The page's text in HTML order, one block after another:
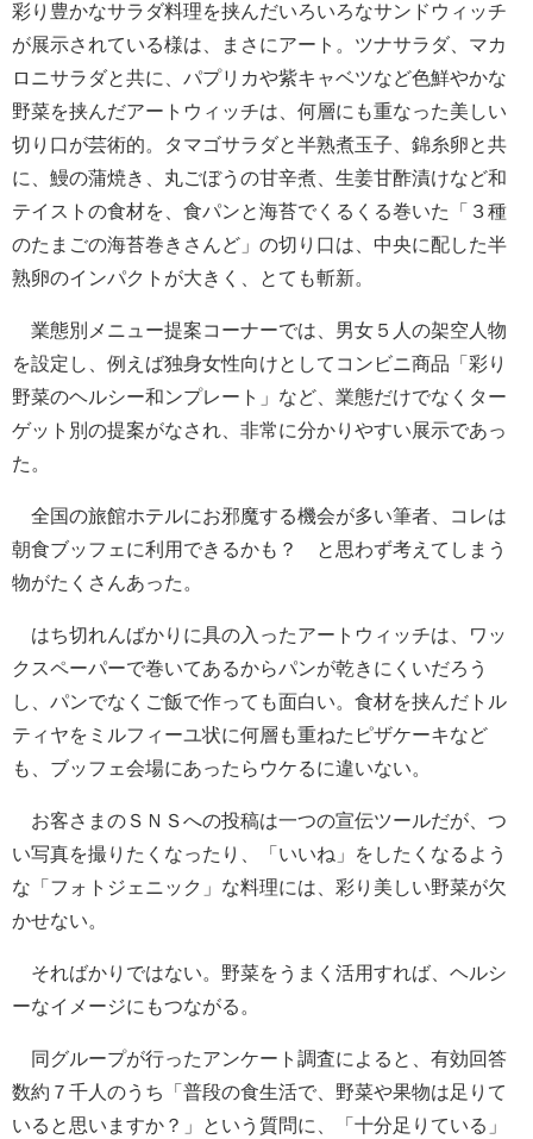
彩り豊かなサラダ料理を挟んだいろいろなサンドウィッチ
が展示されている様は、まさにアート。ツナサラダ、マカ
ロニサラダと共に、パプリカや紫キャベツなど色鮮やかな
野菜を挟んだアートウィッチは、何層にも重なった美しい
切り口が芸術的。タマゴサラダと半熟煮玉子、錦糸卵と共
に、鰻の蒲焼き、丸ごぼうの甘辛煮、生姜甘酢漬けなど和
テイストの食材を、食パンと海苔でくるくる巻いた「３種
のたまごの海苔巻きさんど」の切り口は、中央に配した半
熟卵のインパクトが大きく、とても斬新。
業態別メニュー提案コーナーでは、男女５人の架空人物
を設定し、例えば独身女性向けとしてコンビニ商品「彩り
野菜のヘルシー和ンプレート」など、業態だけでなくター
ゲット別の提案がなされ、非常に分かりやすい展示であっ
た。
全国の旅館ホテルにお邪魔する機会が多い筆者、コレは
朝食ブッフェに利用できるかも？ と思わず考えてしまう
物がたくさんあった。
はち切れんばかりに具の入ったアートウィッチは、ワッ
クスペーパーで巻いてあるからパンが乾きにくいだろう
し、パンでなくご飯で作っても面白い。食材を挟んだトル
ティヤをミルフィーユ状に何層も重ねたピザケーキなど
も、ブッフェ会場にあったらウケるに違いない。
お客さまのＳＮＳへの投稿は一つの宣伝ツールだが、つ
い写真を撮りたくなったり、「いいね」をしたくなるよう
な「フォトジェニック」な料理には、彩り美しい野菜が欠
かせない。
そればかりではない。野菜をうまく活用すれば、ヘルシ
ーなイメージにもつながる。
同グループが行ったアンケート調査によると、有効回答
数約７千人のうち「普段の食生活で、野菜や果物は足りて
いると思いますか？」という質問に、「十分足りている」